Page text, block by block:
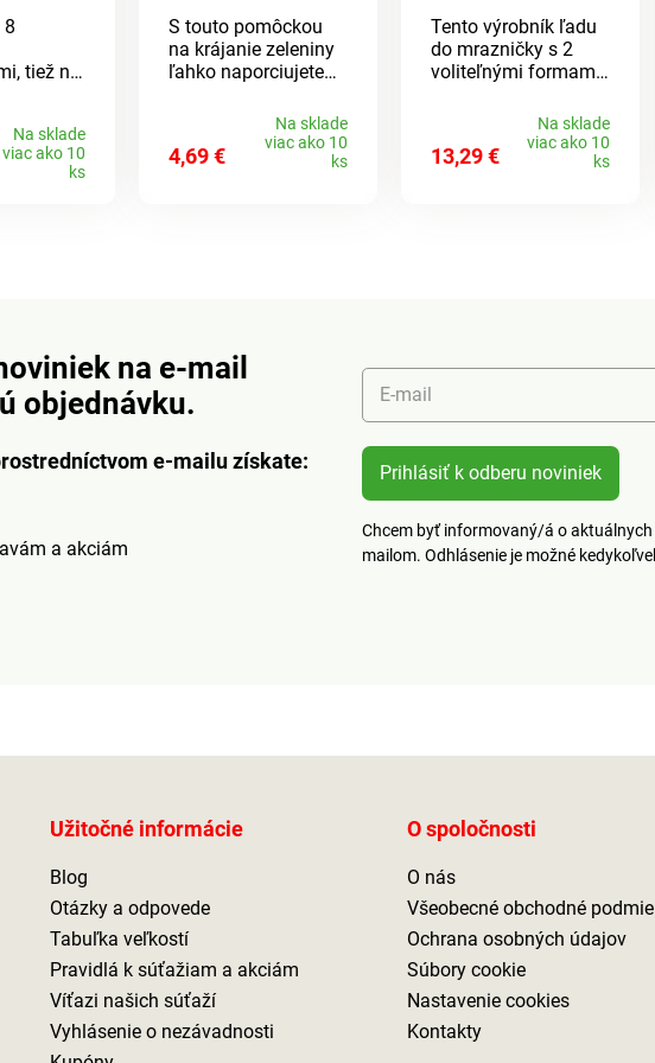
8
tiež na
Na sklade
viac ako 10
ks
S touto pomôckou
na krájanie zeleniny
ľahko naporciujete
vajcia atď. Vďaka
protišmykovej
rukoväti a
4,69 €
Na sklade
viac ako 10
ks
Tento výrobník ľadu
do mrazničky s 2
voliteľnými formami
množstvo ľadových
kociek. Vďaka
kociek ľadu. 1
dávkovacia
13,29 €
Na sklade
viac ako 10
ks
na e-mail
objednávku.
e-mailu získate:
a akciám
E-mail
Prihlásiť k odberu noviniek
Chcem byť informovaný/á o
mailom. Odhlásenie je možné
Užitočné informácie
Blog
Otázky a odpovede
Tabuľka veľkostí
Pravidlá k súťažiam a akciám
Víťazi našich súťaží
Vyhlásenie o nezávadnosti
O spoločnosti
O nás
Všeobecné obchodné
Ochrana osobných údajov
Súbory cookie
Nastavenie cookies
Kontakty